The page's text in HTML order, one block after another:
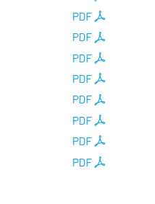
PDF
PDF
PDF
PDF
PDF
PDF
PDF
PDF